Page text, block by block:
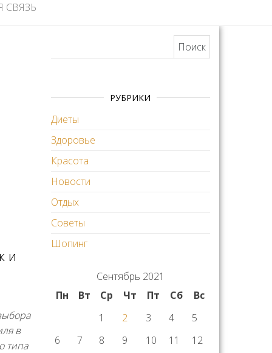
СВЯЗЬ
и
в
типа
РУБРИКИ
Диеты
Здоровье
Красота
Новости
Отдых
Советы
Шопинг
Сентябрь 2021
Пн
Вт Ср Чт Пт Сб
Вс
1
2 3 4
5
6
7 8 9 10 11
12